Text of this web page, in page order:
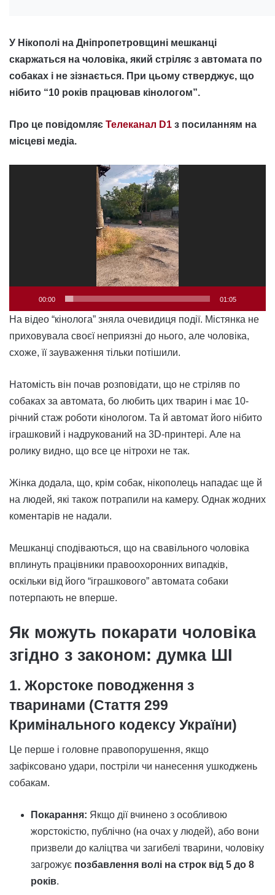
У Нікополі на Дніпропетровщині мешканці
скаржаться на чоловіка, який стріляє з автомата по
собаках і не зізнається. При цьому стверджує, що
нібито “10 років працював кінологом”.
Про це повідомляє Телеканал D1 з посиланням на
місцеві медіа.
00:00 01:05
На відео “кінолога” зняла очевидиця події. Містянка не
приховувала своєї неприязні до нього, але чоловіка,
схоже, її зауваження тільки потішили.
Натомість він почав розповідати, що не стріляв по
собаках за автомата, бо любить цих тварин і має 10-
річний стаж роботи кінологом. Та й автомат його нібито
іграшковий і надрукований на 3D-принтері. Але на
ролику видно, що все це нітрохи не так.
Жінка додала, що, крім собак, нікополець нападає ще й
на людей, які також потрапили на камеру. Однак жодних
коментарів не надали.
Мешканці сподіваються, що на свавільного чоловіка
вплинуть працівники правоохоронних випадків,
оскільки від його “іграшкового” автомата собаки
потерпають не вперше.
Як можуть покарати чоловіка
згідно з законом: думка ШІ
1. Жорстоке поводження з
тваринами (Стаття 299
Кримінального кодексу України)
Це перше і головне правопорушення, якщо
зафіксовано удари, постріли чи нанесення ушкоджень
собакам.
Покарання: Якщо дії вчинено з особливою
жорстокістю, публічно (на очах у людей), або вони
призвели до каліцтва чи загибелі тварини, чоловіку
загрожує позбавлення волі на строк від 5 до 8
років.